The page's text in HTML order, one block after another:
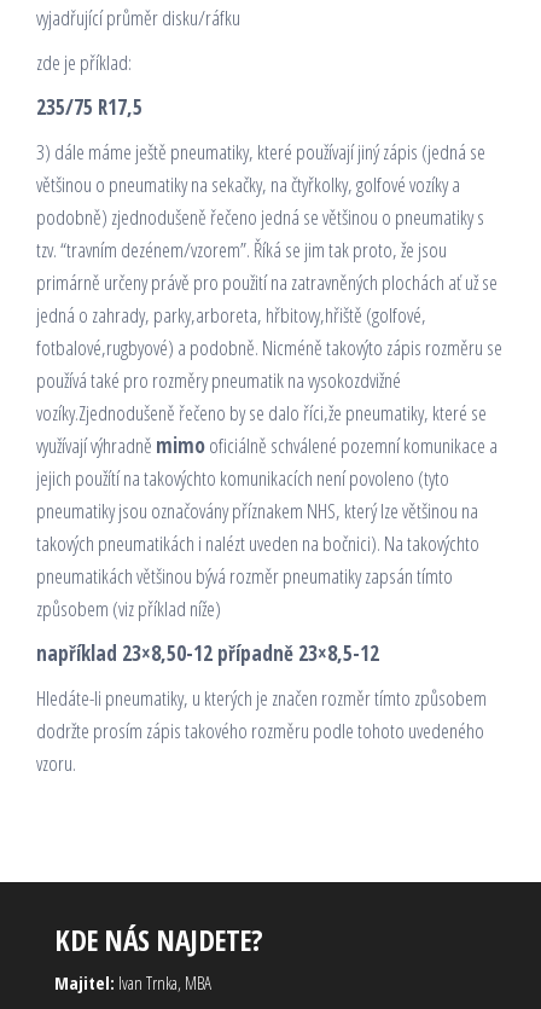
vyjadřující průměr disku/ráfku
zde je příklad:
235/75 R17,5
3) dále máme ještě pneumatiky, které používají jiný zápis (jedná se
většinou o pneumatiky na sekačky, na čtyřkolky, golfové vozíky a
podobně) zjednodušeně řečeno jedná se většinou o pneumatiky s
tzv. “travním dezénem/vzorem”. Říká se jim tak proto, že jsou
primárně určeny právě pro použití na zatravněných plochách ať už se
jedná o zahrady, parky,arboreta, hřbitovy,hřiště (golfové,
fotbalové,rugbyové) a podobně. Nicméně takovýto zápis rozměru se
používá také pro rozměry pneumatik na vysokozdvižné
vozíky.Zjednodušeně řečeno by se dalo říci,že pneumatiky, které se
využívají výhradně mimooficiálně schválené pozemní komunikace a
jejich použítí na takovýchto komunikacích není povoleno (tyto
pneumatiky jsou označovány příznakem NHS, který lze většinou na
takových pneumatikách i nalézt uveden na bočnici). Na takovýchto
pneumatikách většinou bývá rozměr pneumatiky zapsán tímto
způsobem (viz příklad níže)
například 23×8,50-12 případně 23×8,5-12
Hledáte-li pneumatiky, u kterých je značen rozměr tímto způsobem
dodržte prosím zápis takového rozměru podle tohoto uvedeného
vzoru.
KDE NÁS NAJDETE?
Majitel: Ivan Trnka, MBA